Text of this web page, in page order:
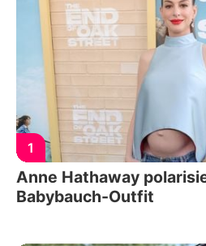
1
Anne Hathaway
Babybauch-Outfit